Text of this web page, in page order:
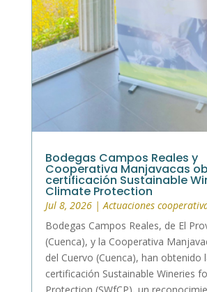
Bodegas Campos Reales y
Cooperativa Manjavacas
certificación Sustainable
Climate Protection
Jul 8, 2026| Actuaciones
Bodegas Campos Reales, de El
(Cuenca), y la Cooperativa
del Cuervo (Cuenca), han obtenido
certificación Sustainable Wineries
Protection (SWfCP), un